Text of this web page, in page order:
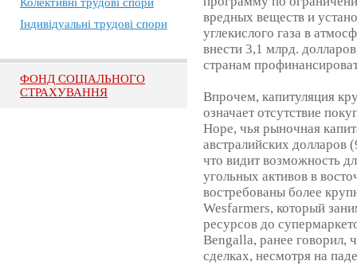
Індивідуальні трудові спори
ФОНД СОЦІАЛЬНОГО
СТРАХУВАННЯ
вредных веществ и
углекислого газа в
внести 3,1 млрд.
странам
Впрочем, капитуляция
означает отсутствие
Hope, чья рыночная
австралийских
что видит возможность
угольных активов в
востребованы более
Wesfarmers, который
ресурсов до
Bengalla, ранее говорил,
сделках, несмотря на